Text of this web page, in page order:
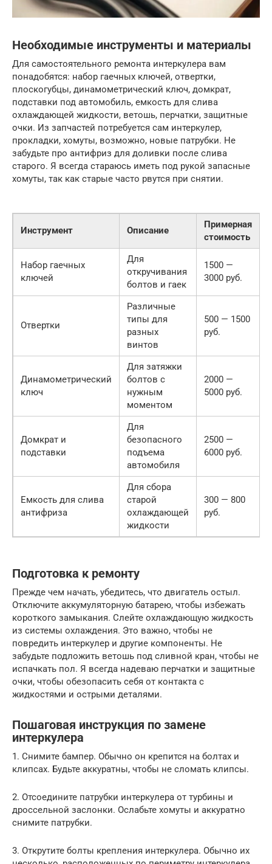
Необходимые инструменты и материалы
Для самостоятельного ремонта интеркулера вам
понадобятся: набор гаечных ключей, отвертки,
плоскогубцы, динамометрический ключ, домкрат,
подставки под автомобиль, емкость для слива
охлаждающей жидкости, ветошь, перчатки, защитные
очки. Из запчастей потребуется сам интеркулер,
прокладки, хомуты, возможно, новые патрубки. Не
забудьте про антифриз для доливки после слива
старого. Я всегда стараюсь иметь под рукой запасные
хомуты, так как старые часто рвутся при снятии.
Инструмент Описание
Примерная
стоимость
Набор гаечных
ключей
Для
откручивания
болтов и гаек
1500 —
3000 руб.
Отвертки
Различные
типы для
разных
винтов
500 — 1500
руб.
Динамометрический
ключ
Для затяжки
болтов с
нужным
моментом
2000 —
5000 руб.
Домкрат и
подставки
Для
безопасного
подъема
автомобиля
2500 —
6000 руб.
Емкость для слива
антифриза
Для сбора
старой
охлаждающей
жидкости
300 — 800
руб.
Подготовка к ремонту
Прежде чем начать, убедитесь, что двигатель остыл.
Отключите аккумуляторную батарею, чтобы избежать
короткого замыкания. Слейте охлаждающую жидкость
из системы охлаждения. Это важно, чтобы не
повредить интеркулер и другие компоненты. Не
забудьте подложить ветошь под сливной кран, чтобы не
испачкать пол. Я всегда надеваю перчатки и защитные
очки, чтобы обезопасить себя от контакта с
жидкостями и острыми деталями.
Пошаговая инструкция по замене
интеркулера
1. Снимите бампер. Обычно он крепится на болтах и
клипсах. Будьте аккуратны, чтобы не сломать клипсы.
2. Отсоедините патрубки интеркулера от турбины и
дроссельной заслонки. Ослабьте хомуты и аккуратно
снимите патрубки.
3. Открутите болты крепления интеркулера. Обычно их